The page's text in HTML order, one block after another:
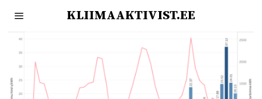
KLIIMAAKTIVIST.EE